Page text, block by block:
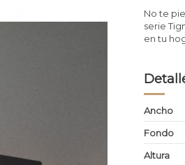
No te
serie
en tu
Ancho
Fondo
Altura